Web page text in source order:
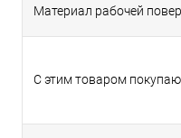
Материал рабочей
С этим товаром